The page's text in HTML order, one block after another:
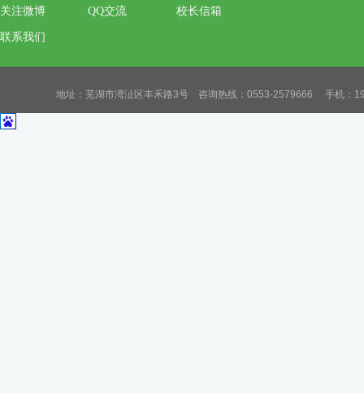
关注微博 QQ交流 校长信箱
联系我们
地址：芜湖市湾沚区丰禾路3号 咨询热线：0553-2579666 手机：